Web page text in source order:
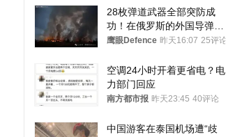
28枚弹道武器全部突防成
功！在俄罗斯的外国导弹发
射车都是合法打击目标
鹰眼Defence 昨天16:07 25评论
空调24小时开着更省电？电
力部门回应
南方都市报 昨天23:45 40评论
中国游客在泰国机场遭“歧